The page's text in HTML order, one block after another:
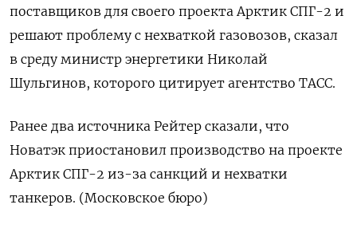
поставщиков для своего проекта Арктик СПГ-2 и
решают проблему с нехваткой газовозов, сказал
в среду министр энергетики Николай
Шульгинов, которого цитирует агентство ТАСС.
Ранее два источника Рейтер сказали, что
Новатэк приостановил производство на проекте
Арктик СПГ-2 из-за санкций и нехватки
танкеров. (Московское бюро)